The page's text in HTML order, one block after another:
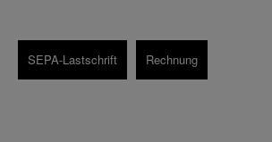
Rechnung
SEPA-Lastschrift